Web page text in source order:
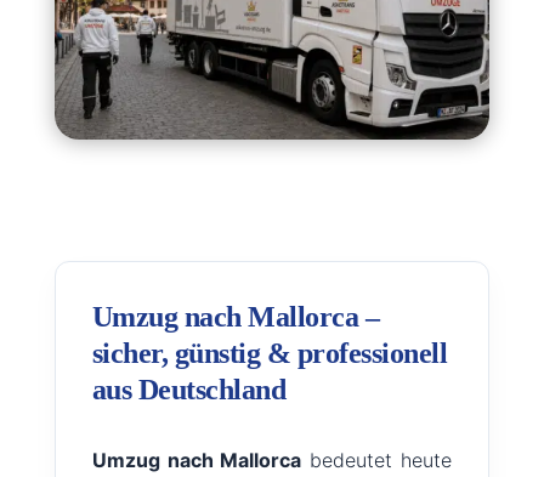
Umzug nach Mallorca –
sicher, günstig & professionell
aus Deutschland
Umzug nach Mallorca bedeutet heute